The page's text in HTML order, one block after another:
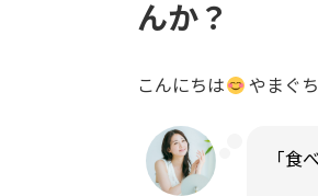
んか？
こんにちは やまぐ
「食